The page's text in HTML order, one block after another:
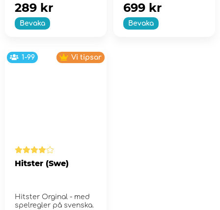
Bevaka
289 kr
Bevaka
699 kr
1-99 Vi tipsar
Hitster (Swe)
Hitster Orginal - med
spelregler på svenska.